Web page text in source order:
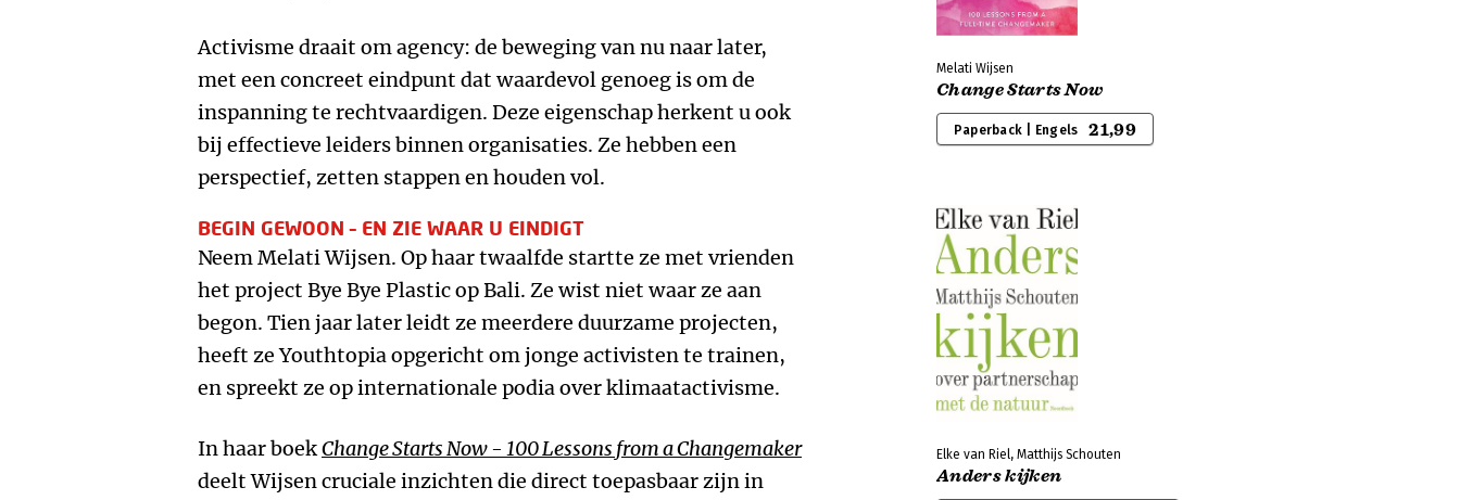
Activisme draait om agency: de beweging van nu naar later,
met een concreet eindpunt dat waardevol genoeg is om de
inspanning te rechtvaardigen. Deze eigenschap herkent u ook
bij effectieve leiders binnen organisaties. Ze hebben een
perspectief, zetten stappen en houden vol.
BEGIN GEWOON – EN ZIE WAAR U EINDIGT
Neem Melati Wijsen. Op haar twaalfde startte ze met vrienden
het project Bye Bye Plastic op Bali. Ze wist niet waar ze aan
begon. Tien jaar later leidt ze meerdere duurzame projecten,
heeft ze Youthtopia opgericht om jonge activisten te trainen,
en spreekt ze op internationale podia over klimaatactivisme.
In haar boekChangeStartsNow - 100Lessons from aChangemaker
deelt Wijsen cruciale inzichten die direct toepasbaar zijn in
Melati Wijsen
Change Starts Now
Paperback | Engels 21,99
Elke van Riel, Matthijs Schouten
Anders kijken